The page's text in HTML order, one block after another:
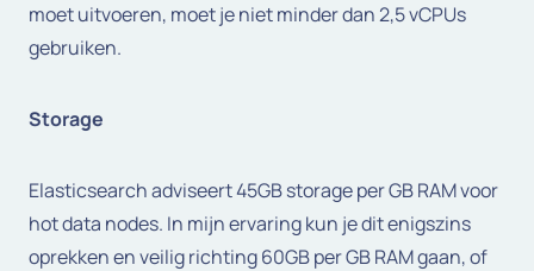
moet uitvoeren, moet je niet minder dan 2,5 vCPUs
gebruiken.
Storage
Elasticsearch adviseert 45GB storage per GB RAM voor
hot data nodes. In mijn ervaring kun je dit enigszins
oprekken en veilig richting 60GB per GB RAM gaan, of